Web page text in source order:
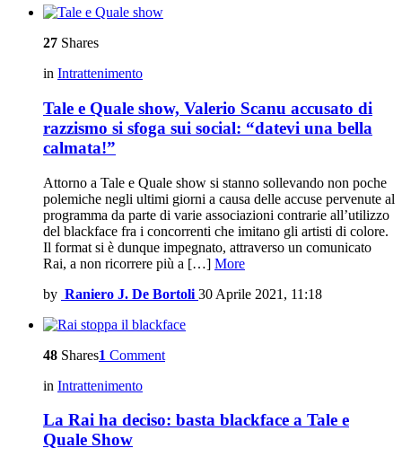
27 Shares
in Intrattenimento
Tale e Quale show, Valerio Scanu accusato di
razzismo si sfoga sui social: “datevi una bella
calmata!”
Attorno a Tale e Quale show si stanno sollevando non poche
polemiche negli ultimi giorni a causa delle accuse pervenute al
programma da parte di varie associazioni contrarie all’utilizzo
del blackface fra i concorrenti che imitano gli artisti di colore.
Il format si è dunque impegnato, attraverso un comunicato
Rai, a non ricorrere più a […] More
by Raniero J. De Bortoli 30 Aprile 2021, 11:18
48 Shares1 Comment
in Intrattenimento
La Rai ha deciso: basta blackface a Tale e
Quale Show